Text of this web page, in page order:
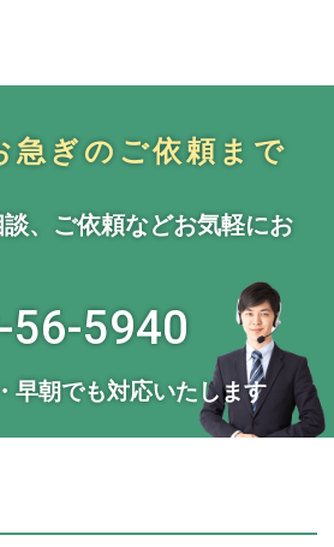
急ぎのご依頼まで
、ご依頼などお気軽にお
56-5940
早朝でも対応いたします